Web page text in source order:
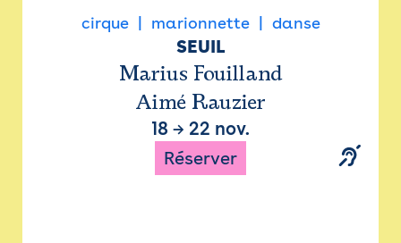
cirque marionnette danse
SEUIL
Marius Fouilland
Aimé Rauzier
18 → 22 nov.
Réserver